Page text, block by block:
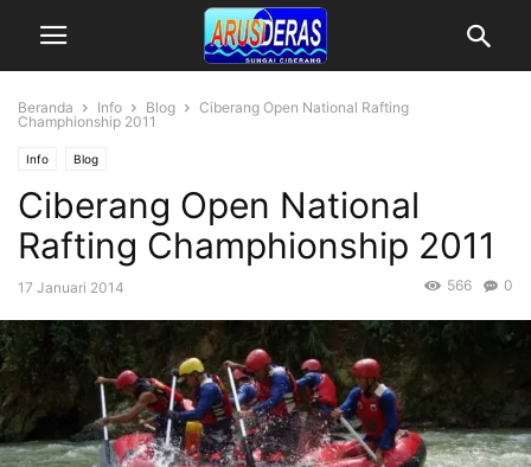
Beranda Info Blog
Ciberang Open National Rafting
Champhionship 2011
Info Blog
Ciberang Open National
Rafting Champhionship 2011
17 Januari 2014 0
566